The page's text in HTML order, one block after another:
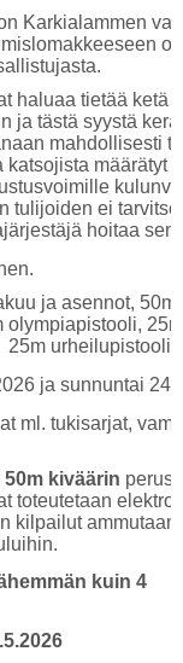
Karkialammen
haluaa tietää ketä
ja tästä syystä
mahdollisesti
katsojista määrätyt
tulijoiden ei
hoitaa sen.
ja asennot, 50m
olympiapistooli,
urheilupistooli,
ja sunnuntai
ml. tukisarjat,
50m kiväärin
toteutetaan
kilpailut ammutaan
kuin 4